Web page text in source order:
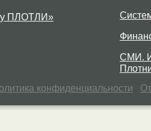
ПЛОТЛИ»
СМИ.
конфиденциальности